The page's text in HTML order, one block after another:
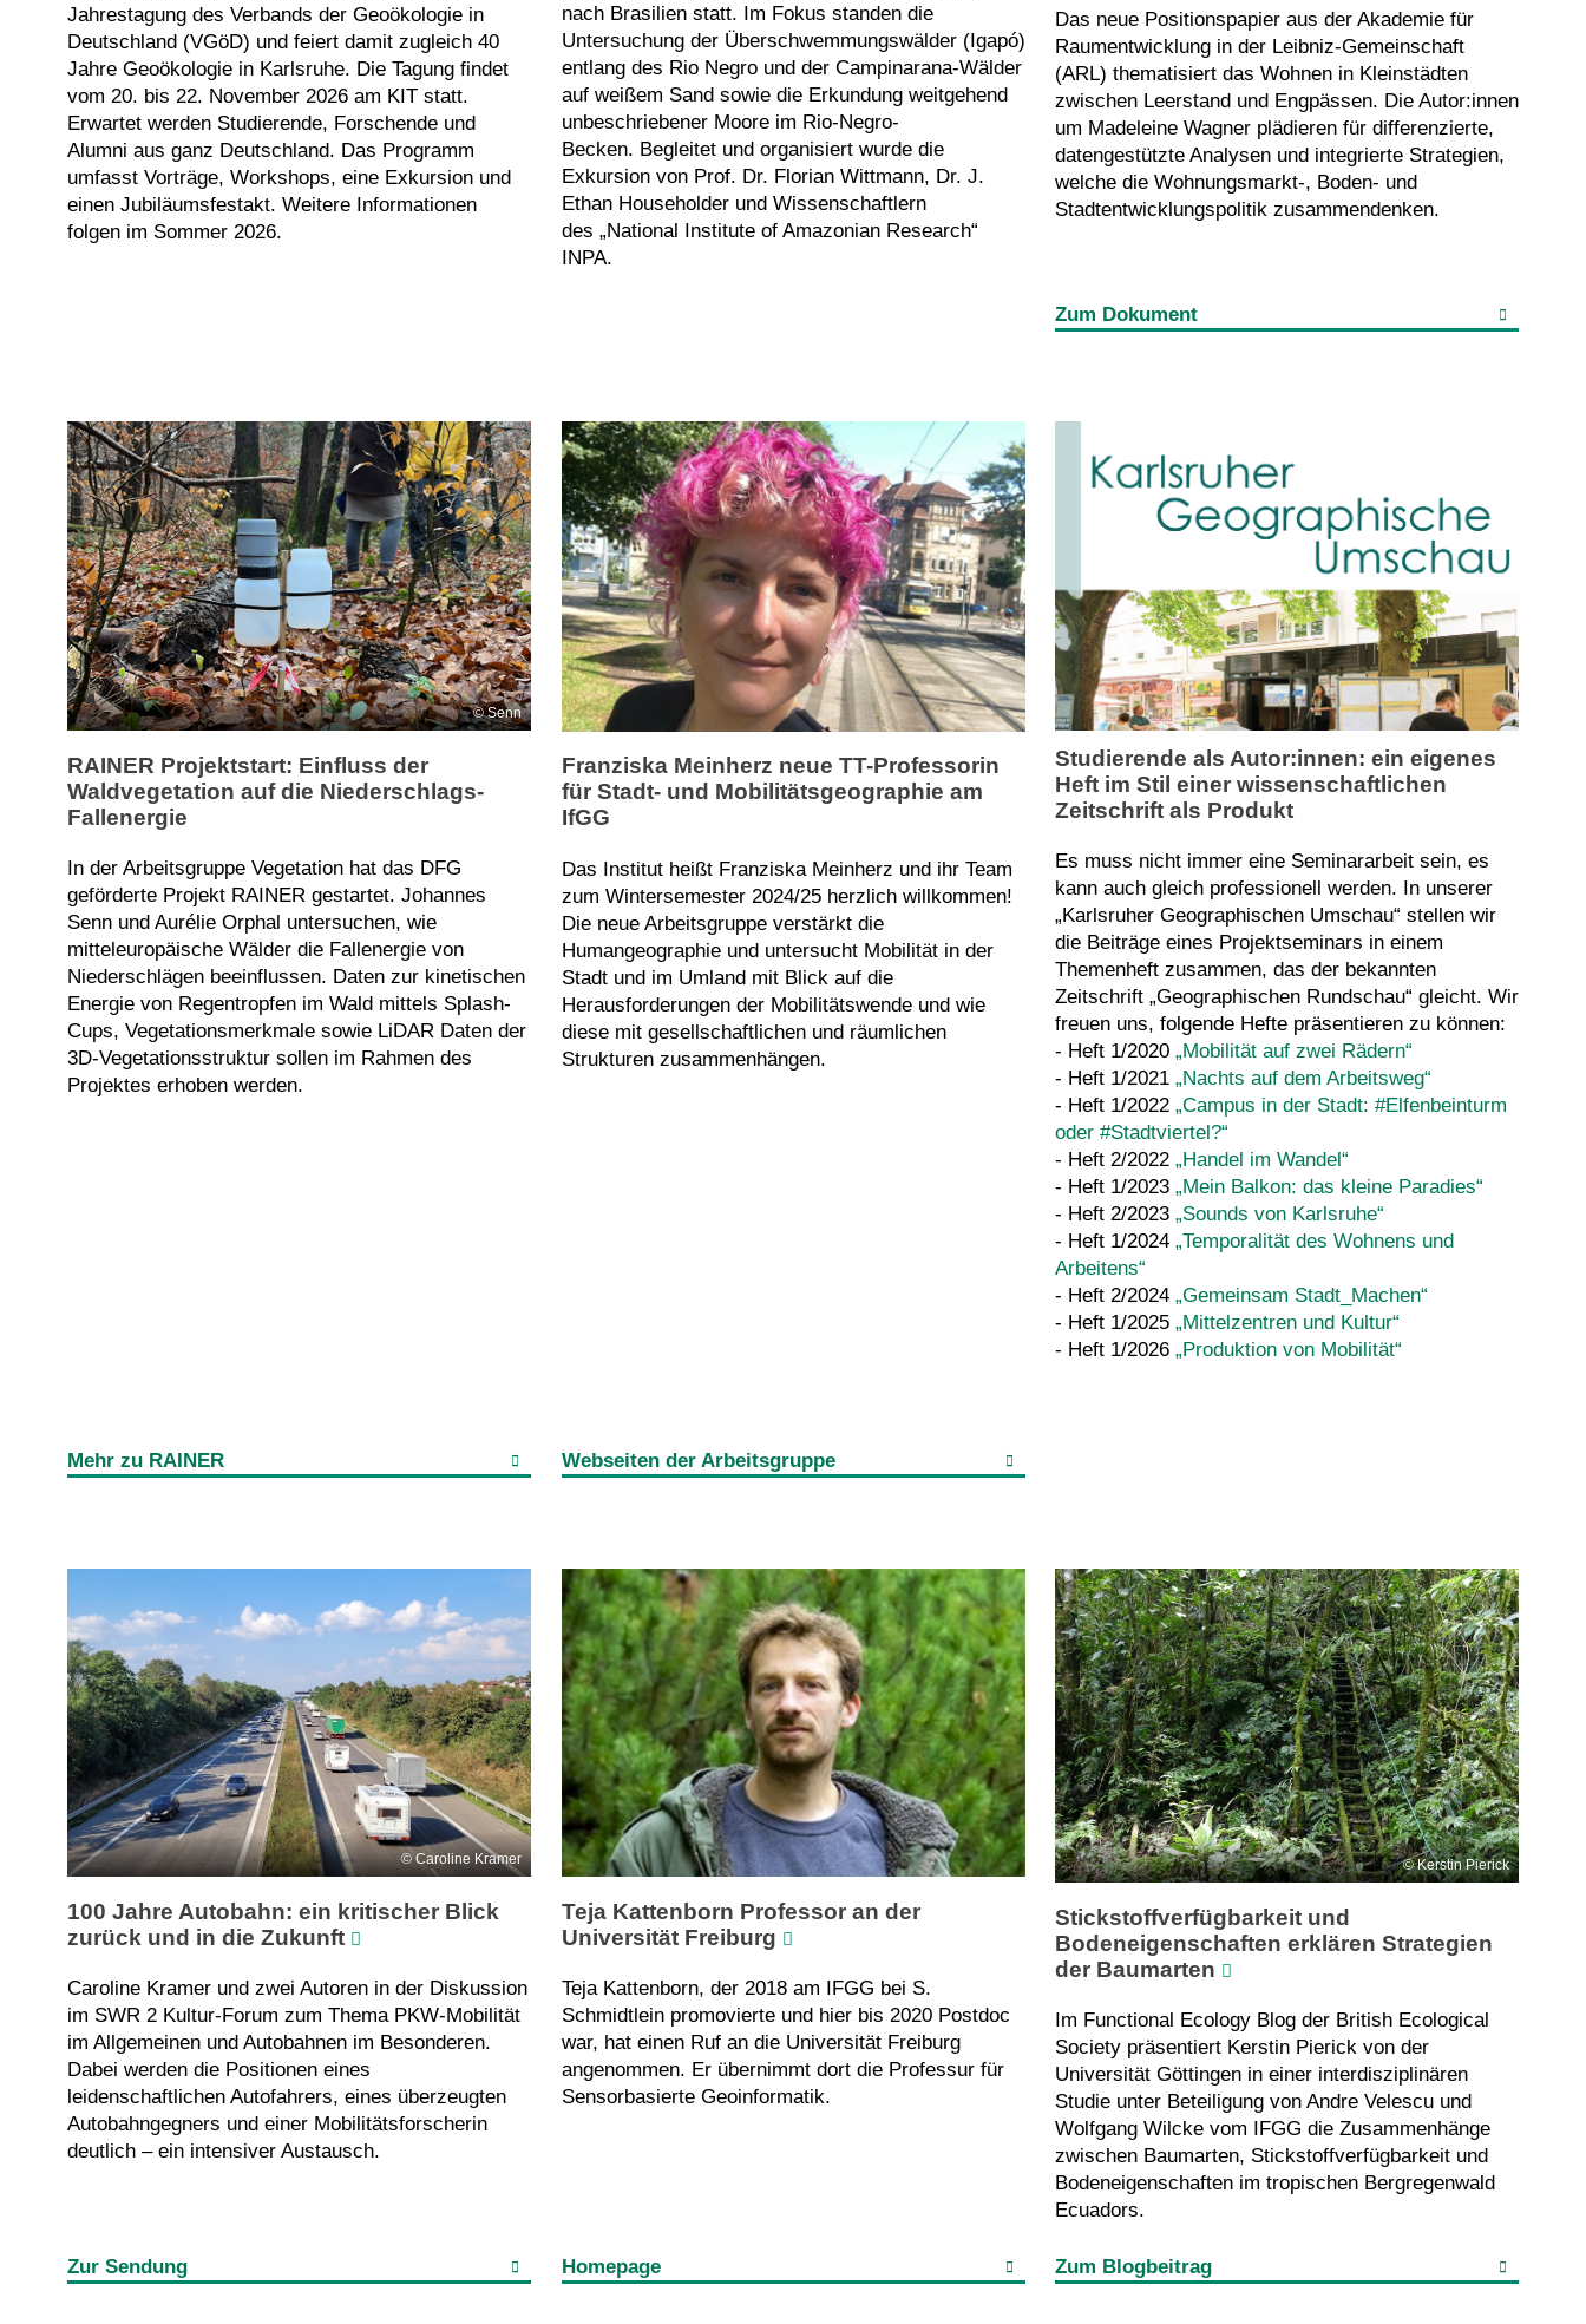
Jahrestagung des Verbands der Geoökologie in
Deutschland (VGöD) und feiert damit zugleich 40
Jahre Geoökologie in Karlsruhe. Die Tagung findet
vom 20. bis 22. November 2026 am KIT statt.
Erwartet werden Studierende, Forschende und
Alumni aus ganz Deutschland. Das Programm
umfasst Vorträge, Workshops, eine Exkursion und
einen Jubiläumsfestakt. Weitere Informationen
folgen im Sommer 2026.
nach Brasilien statt. Im Fokus standen die
Untersuchung der Überschwemmungswälder (Igapó)
entlang des Rio Negro und der Campinarana-Wälder
auf weißem Sand sowie die Erkundung weitgehend
unbeschriebener Moore im Rio-Negro-
Becken. Begleitet und organisiert wurde die
Exkursion von Prof. Dr. Florian Wittmann, Dr. J.
Ethan Householder und Wissenschaftlern
des „National Institute of Amazonian Research“
INPA.
Das neue Positionspapier aus der Akademie für
Raumentwicklung in der Leibniz-Gemeinschaft
(ARL) thematisiert das Wohnen in Kleinstädten
zwischen Leerstand und Engpässen. Die Autor:innen
um Madeleine Wagner plädieren für differenzierte,
datengestützte Analysen und integrierte Strategien,
welche die Wohnungsmarkt-, Boden- und
Stadtentwicklungspolitik zusammendenken.
Zum Dokument
Senn
RAINER Projektstart: Einfluss der
Waldvegetation auf die Niederschlags-
Fallenergie
In der Arbeitsgruppe Vegetation hat das DFG
geförderte Projekt RAINER gestartet. Johannes
Senn und Aurélie Orphal untersuchen, wie
mitteleuropäische Wälder die Fallenergie von
Niederschlägen beeinflussen. Daten zur kinetischen
Energie von Regentropfen im Wald mittels Splash-
Cups, Vegetationsmerkmale sowie LiDAR Daten der
3D-Vegetationsstruktur sollen im Rahmen des
Projektes erhoben werden.
Mehr zu RAINER
Franziska Meinherz neue TT-Professorin
für Stadt- und Mobilitätsgeographie am
IfGG
Das Institut heißt Franziska Meinherz und ihr Team
zum Wintersemester 2024/25 herzlich willkommen!
Die neue Arbeitsgruppe verstärkt die
Humangeographie und untersucht Mobilität in der
Stadt und im Umland mit Blick auf die
Herausforderungen der Mobilitätswende und wie
diese mit gesellschaftlichen und räumlichen
Strukturen zusammenhängen.
Webseiten der Arbeitsgruppe
Studierende als Autor:innen: ein eigenes
Heft im Stil einer wissenschaftlichen
Zeitschrift als Produkt
Es muss nicht immer eine Seminararbeit sein, es
kann auch gleich professionell werden. In unserer
„Karlsruher Geographischen Umschau“ stellen wir
die Beiträge eines Projektseminars in einem
Themenheft zusammen, das der bekannten
Zeitschrift „Geographischen Rundschau“ gleicht. Wir
freuen uns, folgende Hefte präsentieren zu können:
- Heft 1/2020 „Mobilität auf zwei Rädern“
- Heft 1/2021 „Nachts auf dem Arbeitsweg“
- Heft 1/2022 „Campus in der Stadt: #Elfenbeinturm
oder #Stadtviertel?“
- Heft 2/2022 „Handel im Wandel“
- Heft 1/2023 „Mein Balkon: das kleine Paradies“
- Heft 2/2023 „Sounds von Karlsruhe“
- Heft 1/2024 „Temporalität des Wohnens und
Arbeitens“
- Heft 2/2024 „Gemeinsam Stadt_Machen“
- Heft 1/2025 „Mittelzentren und Kultur“
- Heft 1/2026 „Produktion von Mobilität“
Caroline Kramer
100 Jahre Autobahn: ein kritischer Blick
zurück und in die Zukunft
Caroline Kramer und zwei Autoren in der Diskussion
im SWR 2 Kultur-Forum zum Thema PKW-Mobilität
im Allgemeinen und Autobahnen im Besonderen.
Dabei werden die Positionen eines
leidenschaftlichen Autofahrers, eines überzeugten
Autobahngegners und einer Mobilitätsforscherin
deutlich – ein intensiver Austausch.
Zur Sendung
Teja Kattenborn Professor an der
Universität Freiburg
Teja Kattenborn, der 2018 am IFGG bei S.
Schmidtlein promovierte und hier bis 2020 Postdoc
war, hat einen Ruf an die Universität Freiburg
angenommen. Er übernimmt dort die Professur für
Sensorbasierte Geoinformatik.
Homepage
Kerstin Pierick
Stickstoffverfügbarkeit und
Bodeneigenschaften erklären Strategien
der Baumarten
Im Functional Ecology Blog der British Ecological
Society präsentiert Kerstin Pierick von der
Universität Göttingen in einer interdisziplinären
Studie unter Beteiligung von Andre Velescu und
Wolfgang Wilcke vom IFGG die Zusammenhänge
zwischen Baumarten, Stickstoffverfügbarkeit und
Bodeneigenschaften im tropischen Bergregenwald
Ecuadors.
Zum Blogbeitrag